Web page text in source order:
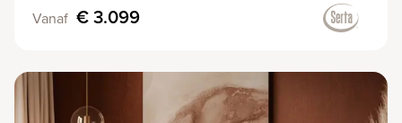
Vanaf € 3.099